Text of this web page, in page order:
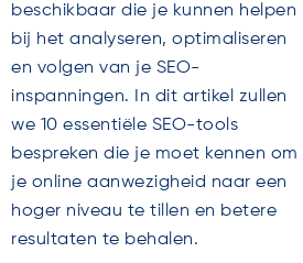
beschikbaar die je kunnen helpen
bij het analyseren, optimaliseren
en volgen van je SEO-
inspanningen. In dit artikel zullen
we 10 essentiële SEO-tools
bespreken die je moet kennen om
je online aanwezigheid naar een
hoger niveau te tillen en betere
resultaten te behalen.